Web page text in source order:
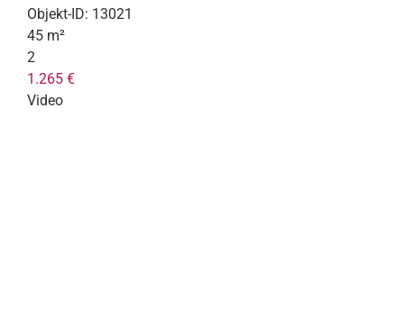
Objekt-ID: 13021
45 m²
2
1.265 €
Video